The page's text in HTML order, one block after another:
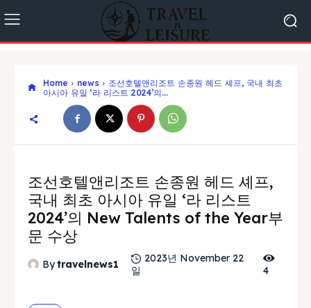
Home news
조선호텔앤리조트 손종원 헤드 셰프, 국내 최초
아시아 유일 ‘라 리스트 2024’의...
조선호텔앤리조트 손종원 헤드 셰프,
국내 최초 아시아 유일 ‘라 리스트
2024’의 New Talents of the Year부
문 수상
Bytravelnews1
2023년 November 22
일
4